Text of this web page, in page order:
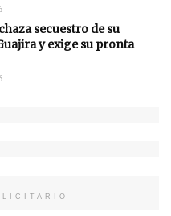
secuestro de su
y exige su pronta